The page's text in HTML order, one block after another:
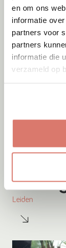
en om ons
informatie
partners voor
partners
informatie die
verzameld op
Leiden